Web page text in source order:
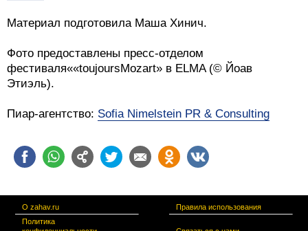
Материал подготовила Маша Хинич.
Фото предоставлены пресс-отделом
фестиваля««toujoursMozart» в ELMA (© Йоав
Этиэль).
Пиар-агентство: Sofia Nimelstein PR & Consulting
О zahav.ru
Правила использования
Политика